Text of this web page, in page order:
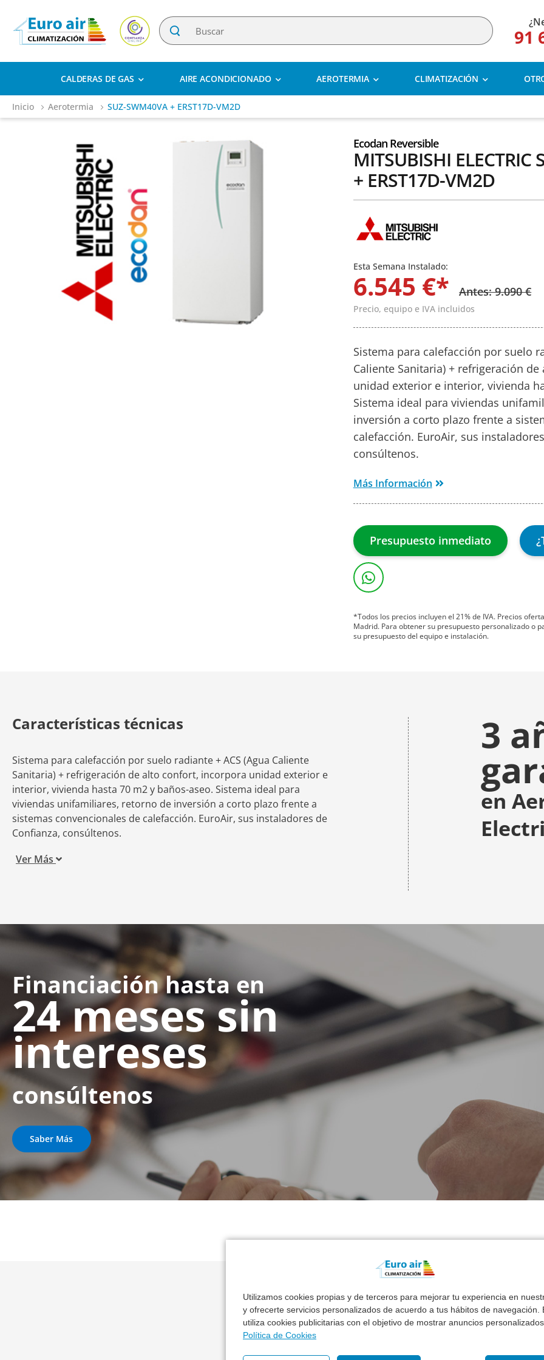
Utilizamos cookies propias y de terceros para mejorar tu experiencia en
y ofrecerte servicios personalizados de acuerdo a tus hábitos de navegación.
utiliza cookies publicitarias con el objetivo de mostrar anuncios
Política de Cookies
91
CALDERAS DE GAS AIRE ACONDICIONADO AEROTERMIA CLIMATIZACIÓN
Inicio Aerotermia SUZ-SWM40VA + ERST17D-VM2D
Ecodan Reversible
MITSUBISHI ELECTRIC
+ ERST17D-VM2D
Esta Semana Instalado:
6.545 €* Antes: 9.090 €
Precio, equipo e IVA incluidos
Sistema para calefacción por suelo
Caliente Sanitaria) + refrigeración
unidad exterior e interior, vivienda
Sistema ideal para viviendas
inversión a corto plazo frente a
calefacción. EuroAir, sus
consúltenos.
Más Información
Presupuesto inmediato
*Todos los precios incluyen el 21% de IVA. Precios
Madrid. Para obtener su presupuesto personalizado o
su presupuesto del equipo e instalación.
Características técnicas
Sistema para calefacción por suelo radiante + ACS (Agua Caliente
Sanitaria) + refrigeración de alto confort, incorpora unidad exterior e
interior, vivienda hasta 70 m2 y baños-aseo. Sistema ideal para
viviendas unifamiliares, retorno de inversión a corto plazo frente a
sistemas convencionales de calefacción. EuroAir, sus instaladores de
Confianza, consúltenos.
Ver Más
3
en
Financiación hasta en
24 meses sin
intereses
consúltenos
Saber Más
Otras Marcas de